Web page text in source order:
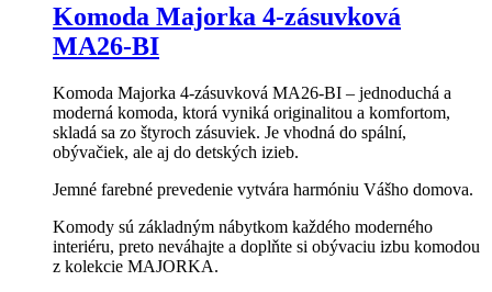
Komoda Majorka 4-zásuvková
MA26-BI
Komoda Majorka 4-zásuvková MA26-BI – jednoduchá a
moderná komoda, ktorá vyniká originalitou a komfortom,
skladá sa zo štyroch zásuviek. Je vhodná do spální,
obývačiek, ale aj do detských izieb.
Jemné farebné prevedenie vytvára harmóniu Vášho domova.
Komody sú základným nábytkom každého moderného
interiéru, preto neváhajte a doplňte si obývaciu izbu komodou
z kolekcie MAJORKA.